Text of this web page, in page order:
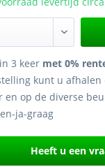
3 keer met 0%
kunt u
en op de diverse
Heeft u een